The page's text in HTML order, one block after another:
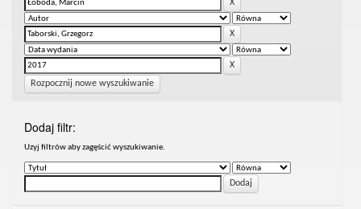
Rozpocznij nowe wyszukiwanie
Dodaj filtr:
Uzyj filtrów aby zagęścić wyszukiwanie.